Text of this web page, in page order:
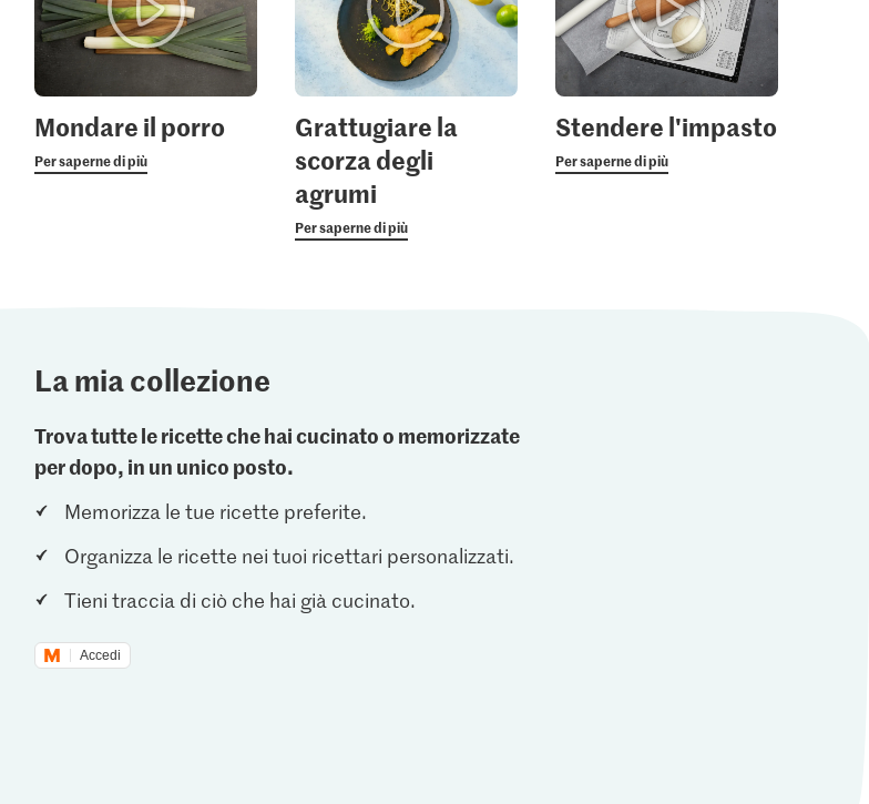
Mondare il porro
Per saperne di più
Grattugiare la
scorza degli
agrumi
Per saperne di più
Stendere l'impasto
Per saperne di più
La mia collezione
Trova tutte le ricette che hai cucinato o memorizzate
per dopo, in un unico posto.
Memorizza le tue ricette preferite.
Organizza le ricette nei tuoi ricettari personalizzati.
Tieni traccia di ciò che hai già cucinato.
Accedi